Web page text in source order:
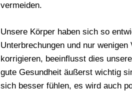
vermeiden.
Unsere Körper haben sich so
Unterbrechungen und nur
korrigieren, beeinflusst dies
gute Gesundheit äußerst wichtig
sich besser fühlen, es wird auch